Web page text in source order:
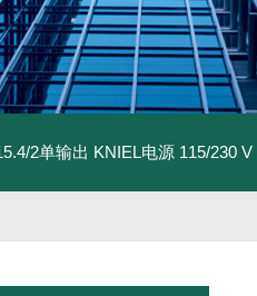
2单输出 KNIEL电源 115/230 V